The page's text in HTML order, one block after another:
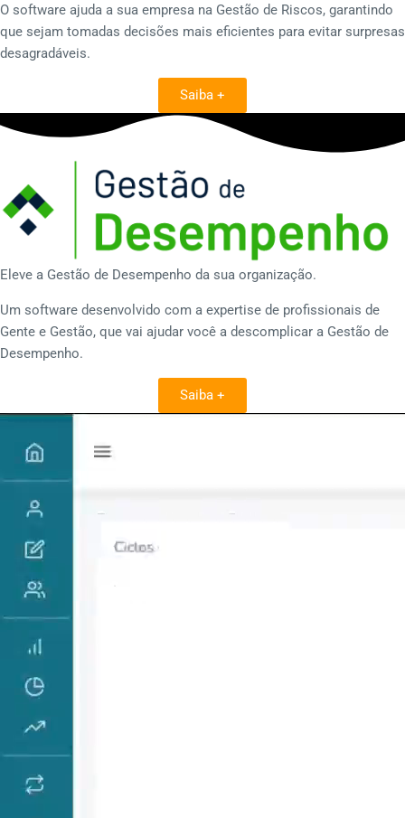
O software ajuda a sua empresa na Gestão de Riscos, garantindo
que sejam tomadas decisões mais eficientes para evitar surpresas
desagradáveis.
Saiba +
Eleve a Gestão de Desempenho da sua organização.
Um software desenvolvido com a expertise de profissionais de
Gente e Gestão, que vai ajudar você a descomplicar a Gestão de
Desempenho.
Saiba +